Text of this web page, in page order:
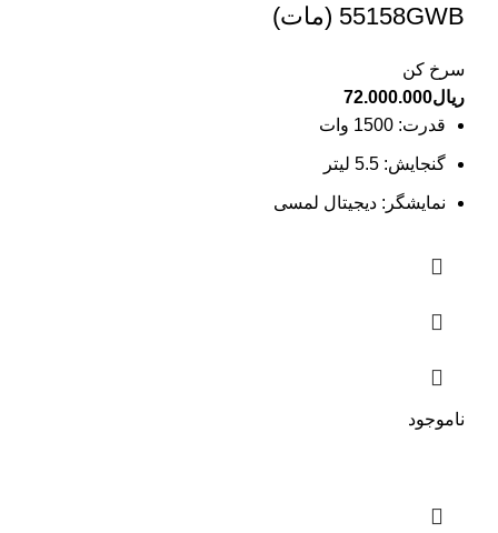
55158GWB (مات)
سرخ کن
ریال72.000.000
قدرت: 1500 وات
گنجایش: 5.5 لیتر
نمایشگر: دیجیتال لمسی
ناموجود